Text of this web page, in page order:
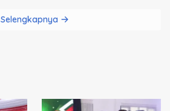
Selengkapnya